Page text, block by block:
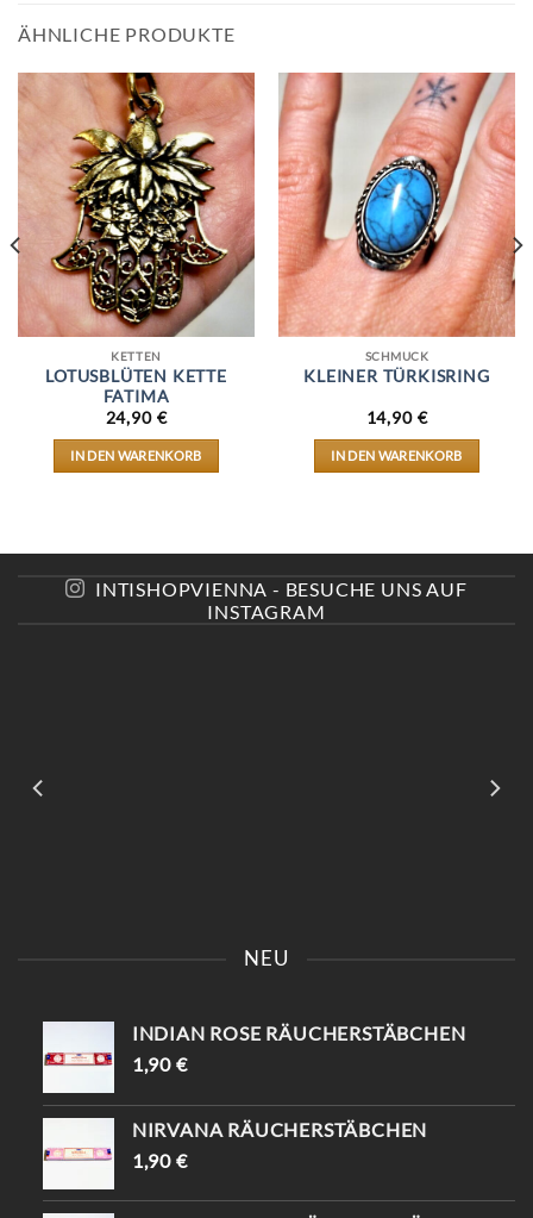
ÄHNLICHE PRODUKTE
KETTEN
LOTUSBLÜTEN KETTE
FATIMA
24,90 €
IN DEN WARENKORB
SCHMUCK
KLEINER TÜRKISRING
14,90 €
IN DEN WARENKORB
INTISHOPVIENNA - BESUCHE UNS AUF
INSTAGRAM
NEU
INDIAN ROSE RÄUCHERSTÄBCHEN
1,90 €
NIRVANA RÄUCHERSTÄBCHEN
1,90 €